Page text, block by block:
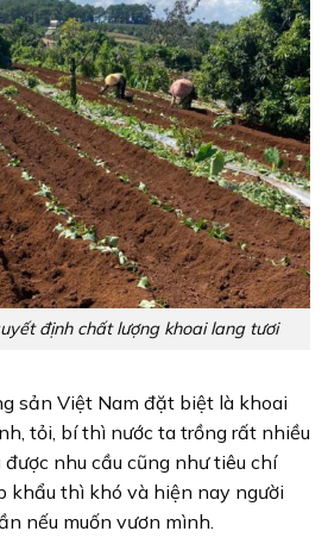
định chất lượng khoai lang tươi
sản Việt Nam đặt biệt là khoai
tỏi, bí thì nước ta trồng rất nhiều
nhu cầu cũng như tiêu chí
khẩu thì khó và hiện nay người
nếu muốn vươn mình.